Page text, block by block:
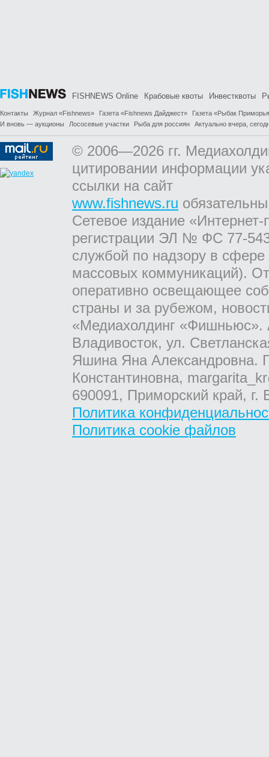
FISHNEWS Online Крабовые квоты Инвестквоты
Контакты Журнал «Fishnews» Газета «Fishnews Дайджест»
Газета «Рыбак
И вновь — аукционы
Лососевые участки Рыба для россиян Актуально вчера,
© 2006—2026 гг.
цитировании информации
ссылки на сайт
www.fishnews.ru
Сетевое издание
регистрации ЭЛ № ФС 77-
службой по надзору в
массовых коммуникаций).
оперативно освещающее
страны и за рубежом,
«Медиахолдинг «Фишньюс».
Владивосток, ул.
Яшина Яна Александровна.
Константиновна,
690091, Приморский край,
Политика
Политика cookie файлов